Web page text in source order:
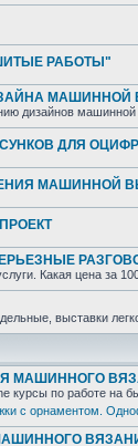
РАБОТЫ"
МАШИННОЙ
дизайнов
ДЛЯ
МАШИННОЙ
Какая цена за
выставки
МАШИННОГО
курсы по работе на
с орнаментом.